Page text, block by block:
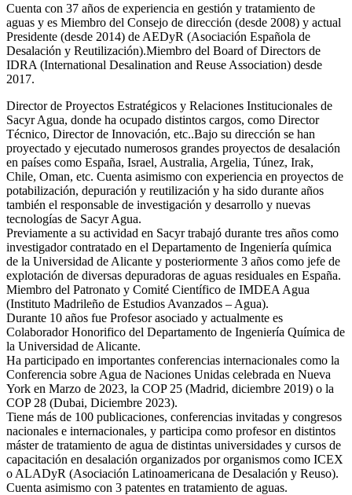
Cuenta con 37 años de experiencia en gestión y tratamiento de
aguas y es Miembro del Consejo de dirección (desde 2008) y actual
Presidente (desde 2014) de AEDyR (Asociación Española de
Desalación y Reutilización).Miembro del Board of Directors de
IDRA (International Desalination and Reuse Association) desde
2017.
Director de Proyectos Estratégicos y Relaciones Institucionales de
Sacyr Agua, donde ha ocupado distintos cargos, como Director
Técnico, Director de Innovación, etc..Bajo su dirección se han
proyectado y ejecutado numerosos grandes proyectos de desalación
en países como España, Israel, Australia, Argelia, Túnez, Irak,
Chile, Oman, etc. Cuenta asimismo con experiencia en proyectos de
potabilización, depuración y reutilización y ha sido durante años
también el responsable de investigación y desarrollo y nuevas
tecnologías de Sacyr Agua.
Previamente a su actividad en Sacyr trabajó durante tres años como
investigador contratado en el Departamento de Ingeniería química
de la Universidad de Alicante y posteriormente 3 años como jefe de
explotación de diversas depuradoras de aguas residuales en España.
Miembro del Patronato y Comité Científico de IMDEA Agua
(Instituto Madrileño de Estudios Avanzados – Agua).
Durante 10 años fue Profesor asociado y actualmente es
Colaborador Honorifico del Departamento de Ingeniería Química de
la Universidad de Alicante.
Ha participado en importantes conferencias internacionales como la
Conferencia sobre Agua de Naciones Unidas celebrada en Nueva
York en Marzo de 2023, la COP 25 (Madrid, diciembre 2019) o la
COP 28 (Dubai, Diciembre 2023).
Tiene más de 100 publicaciones, conferencias invitadas y congresos
nacionales e internacionales, y participa como profesor en distintos
máster de tratamiento de agua de distintas universidades y cursos de
capacitación en desalación organizados por organismos como ICEX
o ALADyR (Asociación Latinoamericana de Desalación y Reuso).
Cuenta asimismo con 3 patentes en tratamiento de aguas.